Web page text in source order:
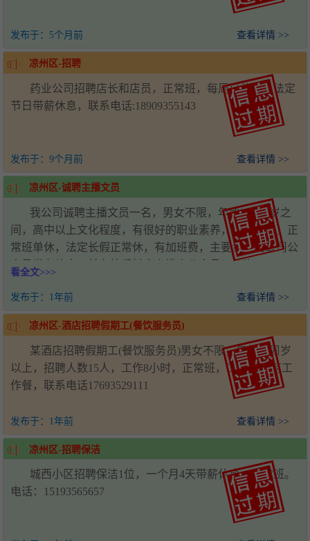
发布于： 5个月前 查看详情 >>
凉州区-招聘
药业公司招聘店长和店员，正常班，每周日休息，法定
节日带薪休息，联系电话:18909355143
发布于： 9个月前 查看详情 >>
凉州区-诚聘主播文员
我公司诚聘主播文员一名，男女不限，年龄20--35岁之
间，高中以上文化程度，有很好的职业素养，爱岗敬业，正
常班单休，法定长假正常休，有加班费，主要负责在公司公
众号发布信息，并在快手抖音上推广公众号！工资4000-
看全文>>>
发布于： 1年前 查看详情 >>
凉州区-酒店招聘假期工(餐饮服务员)
某酒店招聘假期工(餐饮服务员)男女不限，年龄18周岁
以上，招聘人数15人，工作8小时，正常班，工作期间有工
作餐，联系电话17693529111
发布于： 1年前 查看详情 >>
凉州区-招聘保洁
城西小区招聘保洁1位，一个月4天带薪休息，正常班。
电话：15193565657